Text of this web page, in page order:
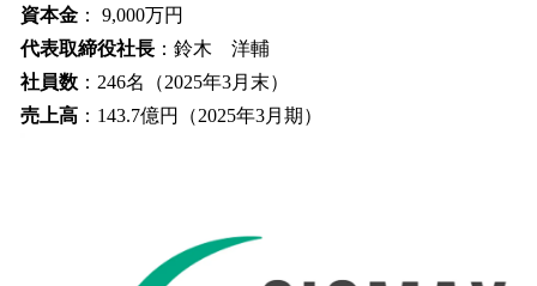
資本金 ： 9,000万円
代表取締役社長 ：鈴木 洋輔
社員数 ：246名（2025年3月末）
売上高 ：143.7億円（2025年3月期）